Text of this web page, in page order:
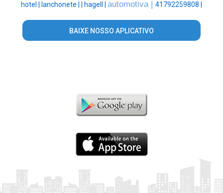
hotel | lanchonete | hagell | automotiva | 41792259808 |
BAIXE NOSSO APLICATIVO